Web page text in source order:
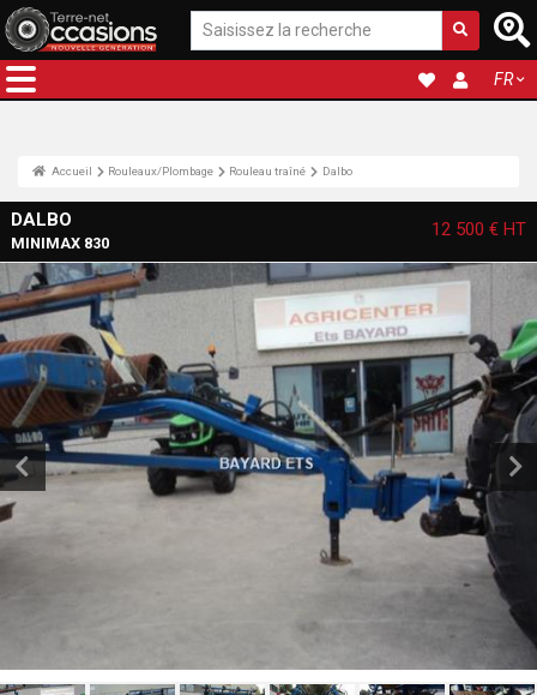
FR
Accueil Rouleaux/Plombage Rouleau traîné Dalbo
DALBO
MINIMAX 830
12 500 € HT